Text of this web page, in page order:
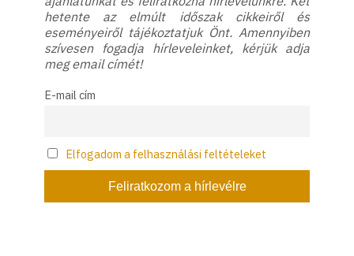
hetente az elmúlt időszak cikkeiről és
eseményeiről tájékoztatjuk Önt. Amennyiben
szívesen fogadja hírleveleinket, kérjük adja
meg email címét!
E-mail cím
Elfogadom a felhasználási feltételeket